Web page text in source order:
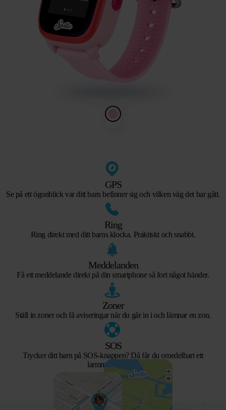
GPS
Se på ett ögonblick var ditt barn befinner sig och vilken väg det har gått.
Ring
Ring direkt med ditt barns klocka. Praktiskt och snabbt.
Meddelanden
Få ett meddelande direkt på din smartphone så fort något händer.
Zoner
Ställ in zoner och få aviseringar när du går in i och lämnar en zon.
SOS
Trycker ditt barn på SOS-knappen? Då får du omedelbart ett
larmmeddelande.